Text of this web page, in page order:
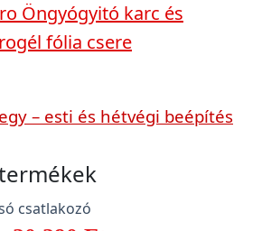
Öngyógyitó karc és
fólia csere
– esti és hétvégi beépítés